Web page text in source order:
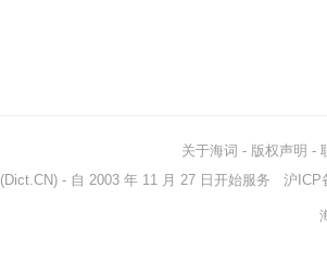
关于海词 - 版权声明 -
(Dict.CN) - 自 2003 年 11 月 27 日开始服务 沪ICP